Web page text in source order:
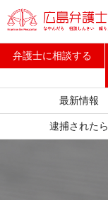
弁護士に相談する
最新情報
逮捕されたら